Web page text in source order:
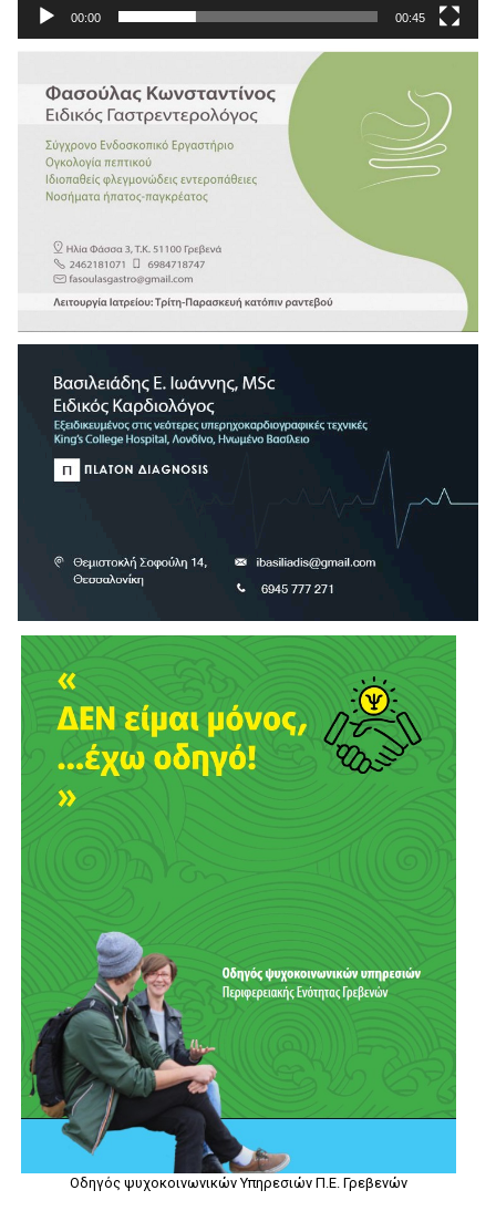
00:00 00:45
Οδηγός ψυχοκοινωνικών Υπηρεσιών Π.Ε. Γρεβενών